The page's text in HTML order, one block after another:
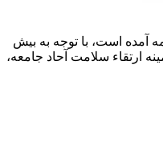
آمده است، با توجه به بیش
ارتقاء سلامت آحاد جامعه،